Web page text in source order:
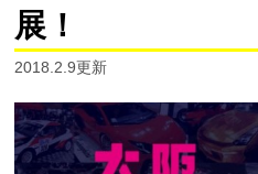
展！
2018.2.9更新